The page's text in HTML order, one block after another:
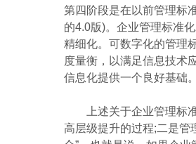
第四阶段是在以前管理标
的4.0版)。企业管理标准
精细化。可数字化的管理
度量衡，以满足信息技术
信息化提供一个良好基础
上述关于企业管理标准
高层级提升的过程;二是管